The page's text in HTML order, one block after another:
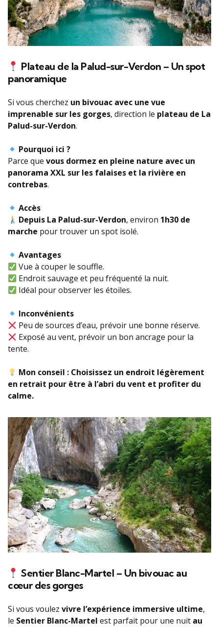
Plateau de la Palud-sur-Verdon – Un spot
panoramique
Si vous cherchez un bivouac avec une vue
imprenable sur les gorges, direction le plateau de La
Palud-sur-Verdon.
Pourquoi ici ?
Parce que vous dormez en pleine nature avec un
panorama XXL sur les falaises et la rivière en
contrebas.
Accès
Depuis La Palud-sur-Verdon, environ 1h30 de
marche pour trouver un spot isolé.
Avantages
Vue à couper le souffle.
Endroit sauvage et peu fréquenté la nuit.
Idéal pour observer les étoiles.
Inconvénients
Peu de sources d’eau, prévoir une bonne réserve.
Exposé au vent, prévoir un bon ancrage pour la
tente.
Mon conseil : Choisissez un endroit légèrement
en retrait pour être à l’abri du vent et profiter du
calme.
Sentier Blanc-Martel – Un bivouac au
cœur des gorges
Si vous voulez vivre l’expérience immersive ultime,
le Sentier Blanc-Martel est parfait pour une nuit au